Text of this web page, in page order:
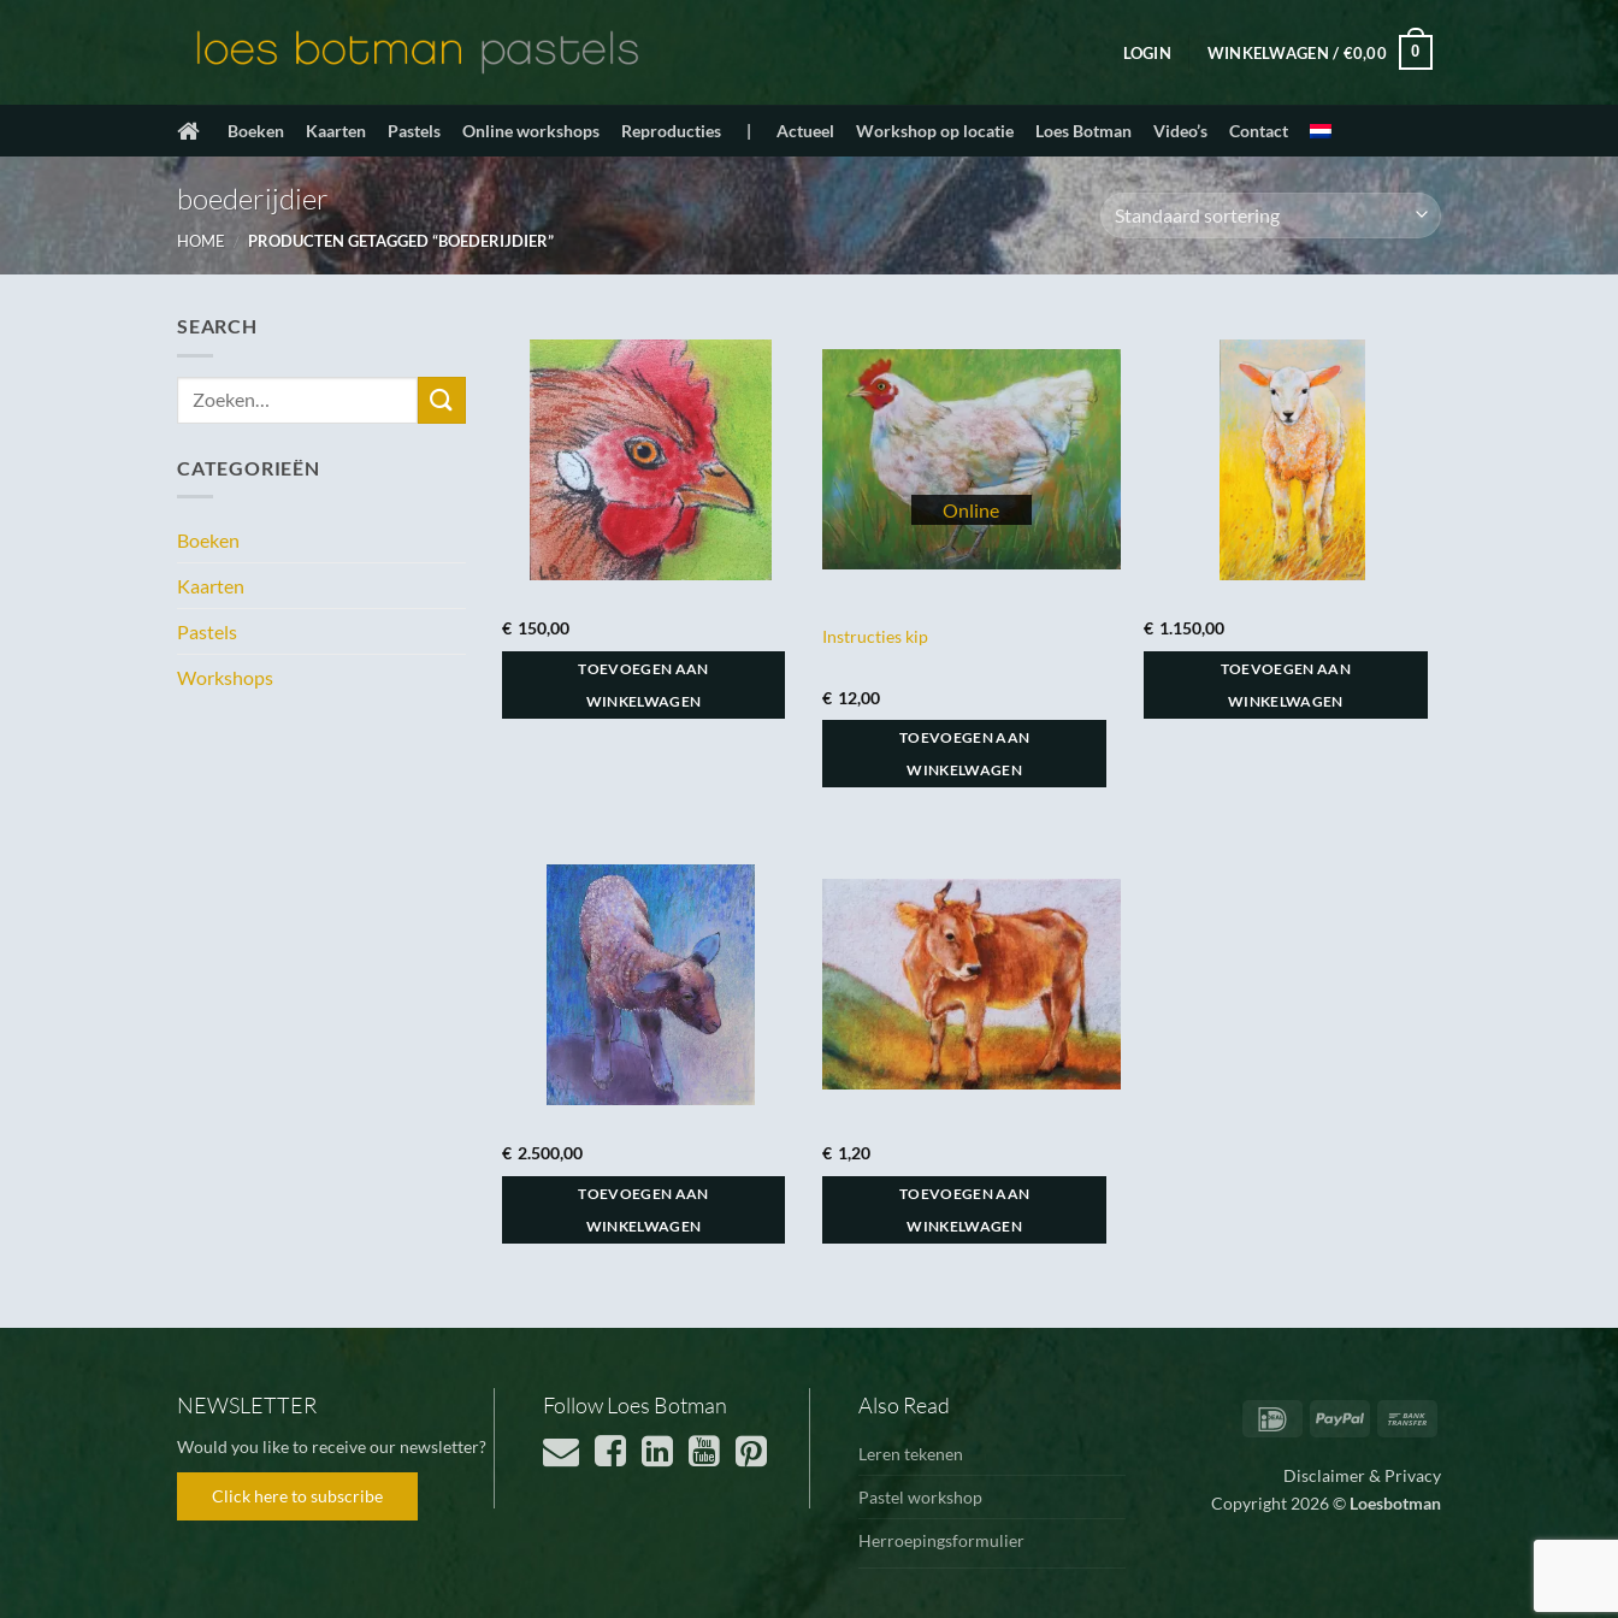
LOGIN WINKELWAGEN / €0,00 0
Boeken Kaarten Pastels Online workshops Reproducties | Actueel Workshop op locatie Loes Botman Video’s Contact
boederijdier
HOME / PRODUCTEN GETAGGED “BOEDERIJDIER”
SEARCH
Zoeken
CATEGORIEËN
Boeken
Kaarten
Pastels
Workshops
€ 150,00
TOEVOEGEN AAN
WINKELWAGEN
Instructies kip
€ 12,00
TOEVOEGEN AAN
WINKELWAGEN
€ 1.150,00
TOEVOEGEN AAN
WINKELWAGEN
€ 2.500,00
TOEVOEGEN AAN
WINKELWAGEN
€ 1,20
TOEVOEGEN AAN
WINKELWAGEN
NEWSLETTER
Would you like to receive our newsletter?
Click here to subscribe
Follow Loes Botman Also Read
Leren tekenen
Pastel workshop
Herroepingsformulier
IDeal PayPal
Disclaimer & Privacy
Copyright 2026 © Loesbotman